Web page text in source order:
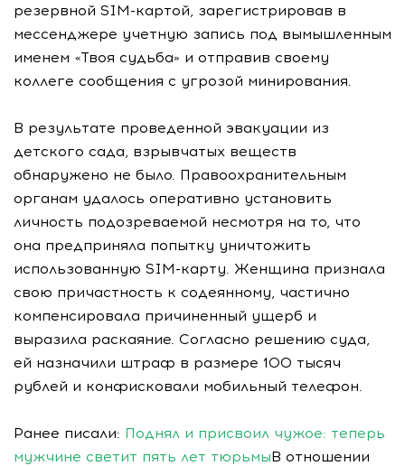
резервной SIM-картой, зарегистрировав в
мессенджере учетную запись под вымышленным
именем «Твоя судьба» и отправив своему
коллеге сообщения с угрозой минирования.
В результате проведенной эвакуации из
детского сада, взрывчатых веществ
обнаружено не было. Правоохранительным
органам удалось оперативно установить
личность подозреваемой несмотря на то, что
она предприняла попытку уничтожить
использованную SIM-карту. Женщина признала
свою причастность к содеянному, частично
компенсировала причиненный ущерб и
выразила раскаяние. Согласно решению суда,
ей назначили штраф в размере 100 тысяч
рублей и конфисковали мобильный телефон.
Ранее писали: Поднял и присвоил чужое: теперь
мужчине светит пять лет тюрьмыВ отношении